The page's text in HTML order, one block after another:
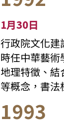
1月30日
行政院文化建
時任中華藝
地理特徵、
等概念，書法
1993